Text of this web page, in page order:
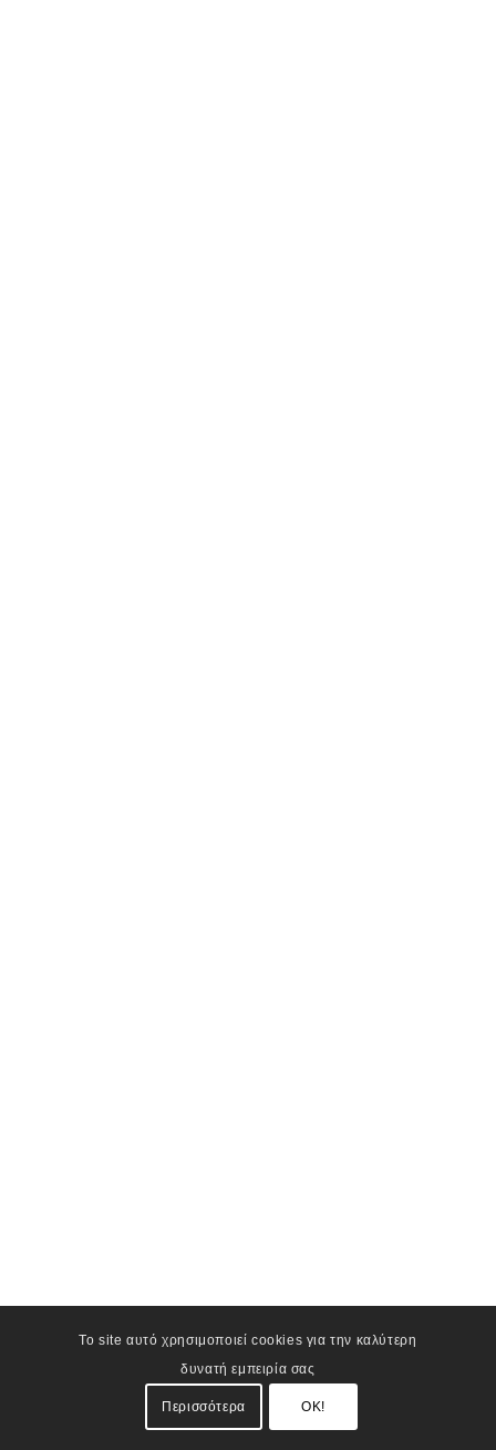
Το site αυτό χρησιμοποιεί cookies για την καλύτερη
δυνατή εμπειρία σας
Περισσότερα OK!